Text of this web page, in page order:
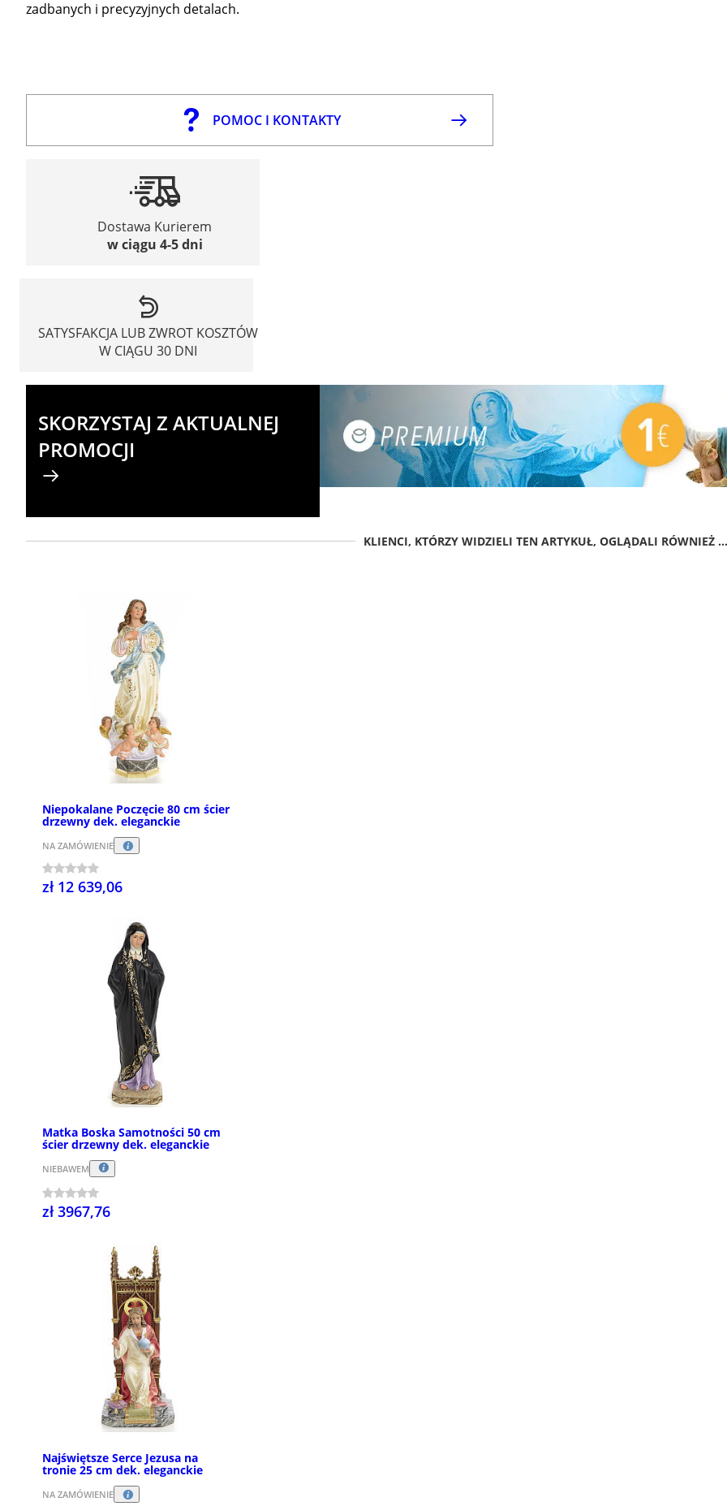
zadbanych i precyzyjnych detalach.
POMOC I KONTAKTY
Dostawa Kurierem
w ciągu 4-5 dni
SATYSFAKCJA LUB ZWROT KOSZTÓW
W CIĄGU 30 DNI
SKORZYSTAJ Z AKTUALNEJ
PROMOCJI
KLIENCI, KTÓRZY WIDZIELI TEN ARTYKUŁ, OGLĄDALI RÓWNIEŻ ...
Niepokalane Poczęcie 80 cm ścier
drzewny dek. eleganckie
NA ZAMÓWIENIE
zł 12 639,06
Matka Boska Samotności 50 cm
ścier drzewny dek. eleganckie
NIEBAWEM
zł 3967,76
Najświętsze Serce Jezusa na
tronie 25 cm dek. eleganckie
NA ZAMÓWIENIE